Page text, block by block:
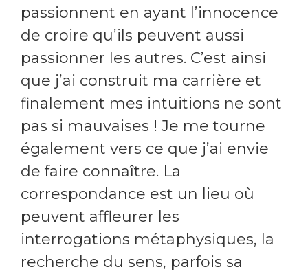
passionnent en ayant l’innocence
de croire qu’ils peuvent aussi
passionner les autres. C’est ainsi
que j’ai construit ma carrière et
finalement mes intuitions ne sont
pas si mauvaises ! Je me tourne
également vers ce que j’ai envie
de faire connaître. La
correspondance est un lieu où
peuvent affleurer les
interrogations métaphysiques, la
recherche du sens, parfois sa